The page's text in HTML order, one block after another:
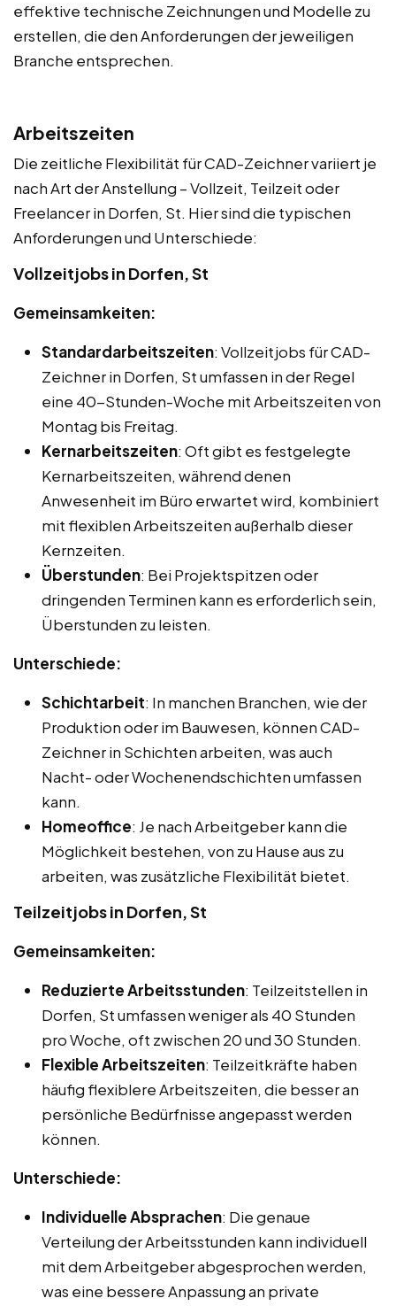
effektive technische Zeichnungen und Modelle zu
erstellen, die den Anforderungen der jeweiligen
Branche entsprechen.
Arbeitszeiten
Die zeitliche Flexibilität für CAD-Zeichner variiert je
nach Art der Anstellung – Vollzeit, Teilzeit oder
Freelancer in Dorfen, St. Hier sind die typischen
Anforderungen und Unterschiede:
Vollzeitjobs in Dorfen, St
Gemeinsamkeiten:
Standardarbeitszeiten: Vollzeitjobs für CAD-
Zeichner in Dorfen, St umfassen in der Regel
eine 40-Stunden-Woche mit Arbeitszeiten von
Montag bis Freitag.
Kernarbeitszeiten: Oft gibt es festgelegte
Kernarbeitszeiten, während denen
Anwesenheit im Büro erwartet wird, kombiniert
mit flexiblen Arbeitszeiten außerhalb dieser
Kernzeiten.
Überstunden: Bei Projektspitzen oder
dringenden Terminen kann es erforderlich sein,
Überstunden zu leisten.
Unterschiede:
Schichtarbeit: In manchen Branchen, wie der
Produktion oder im Bauwesen, können CAD-
Zeichner in Schichten arbeiten, was auch
Nacht- oder Wochenendschichten umfassen
kann.
Homeoffice: Je nach Arbeitgeber kann die
Möglichkeit bestehen, von zu Hause aus zu
arbeiten, was zusätzliche Flexibilität bietet.
Teilzeitjobs in Dorfen, St
Gemeinsamkeiten:
Reduzierte Arbeitsstunden: Teilzeitstellen in
Dorfen, St umfassen weniger als 40 Stunden
pro Woche, oft zwischen 20 und 30 Stunden.
Flexible Arbeitszeiten: Teilzeitkräfte haben
häufig flexiblere Arbeitszeiten, die besser an
persönliche Bedürfnisse angepasst werden
können.
Unterschiede:
Individuelle Absprachen: Die genaue
Verteilung der Arbeitsstunden kann individuell
mit dem Arbeitgeber abgesprochen werden,
was eine bessere Anpassung an private